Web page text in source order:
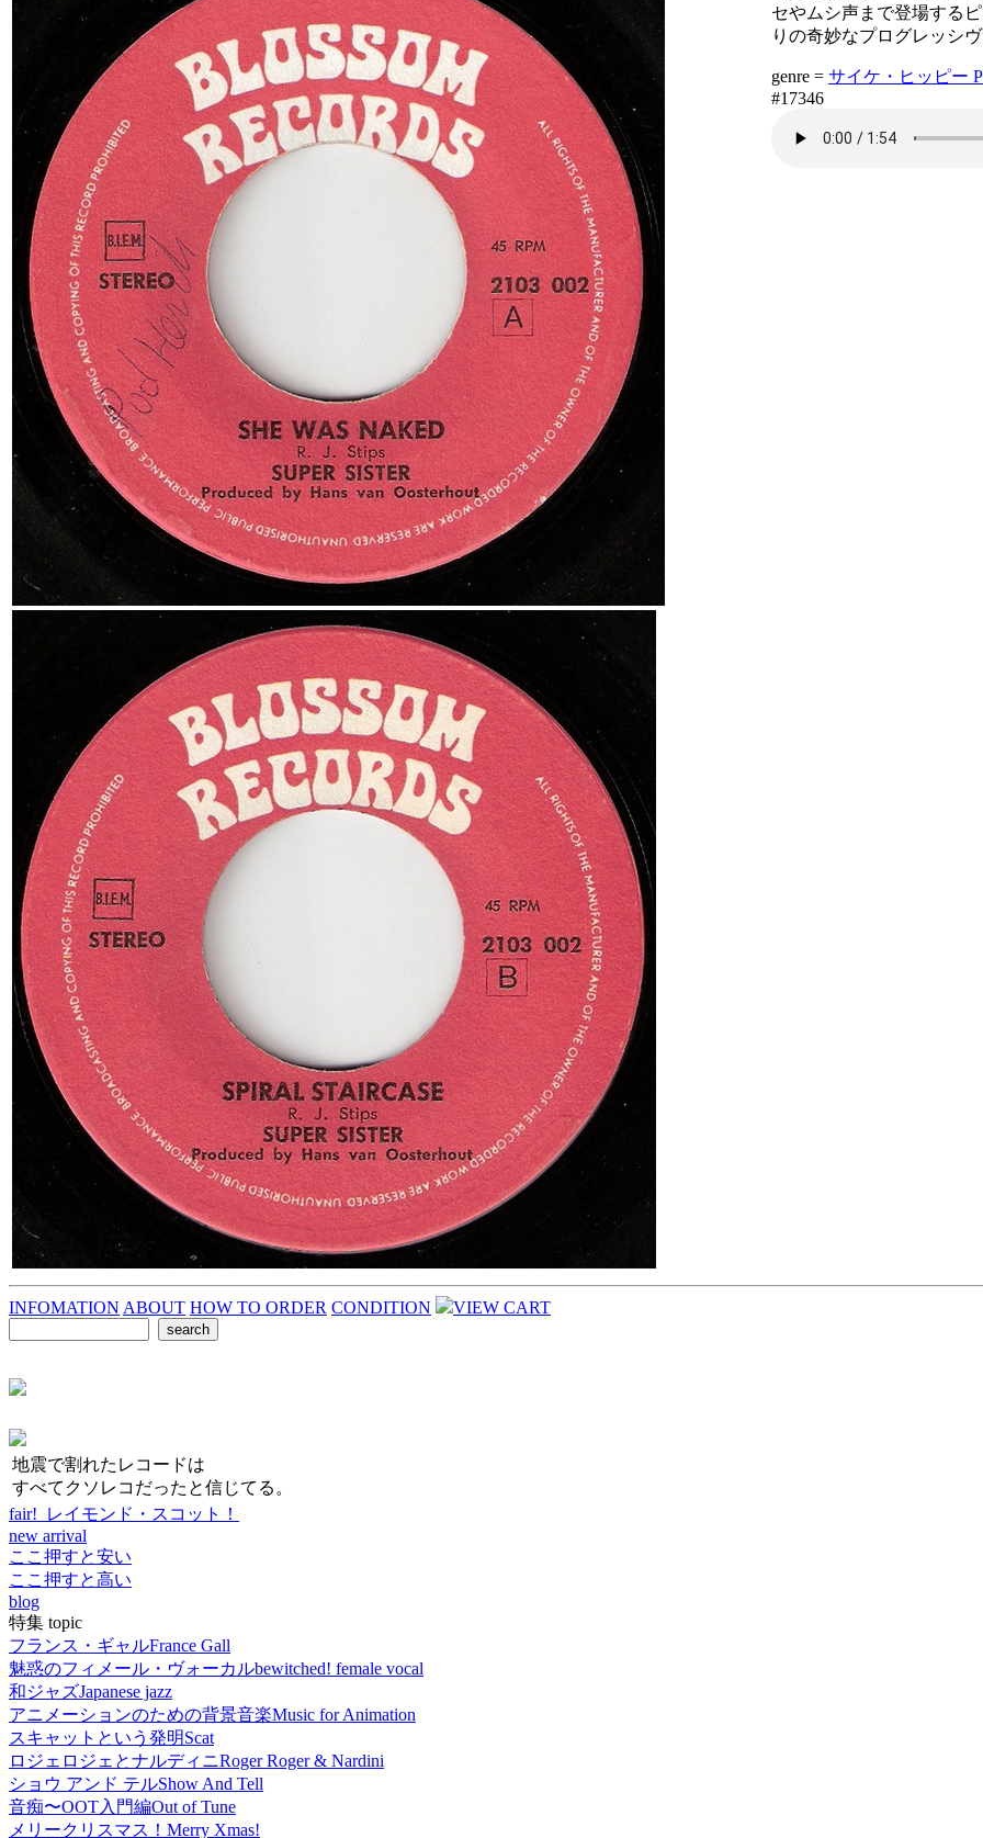
セやムシ声まで登場する
りの奇妙なプログレッシ
genre = サイケ・ヒッピー
#17346
INFOMATION ABOUT HOW TO ORDER CONDITION VIEW CART
地震で割れたレコードは
すべてクソレコだったと信じてる。
fair! レイモンド・スコット！
new arrival
ここ押すと安い
ここ押すと高い
blog
特集 topic
フランス・ギャルFrance Gall
魅惑のフィメール・ヴォーカルbewitched! female vocal
和ジャズJapanese jazz
アニメーションのための背景音楽Music for Animation
スキャットという発明Scat
ロジェロジェとナルディニRoger Roger & Nardini
ショウ アンド テルShow And Tell
音痴〜OOT入門編Out of Tune
メリークリスマス！ Merry Xmas!